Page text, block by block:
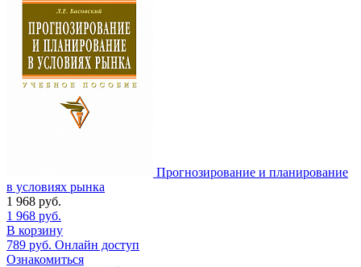
Прогнозирование и планирование
в условиях рынка
1 968 руб.
1 968 руб.
В корзину
789 руб. Онлайн доступ
Ознакомиться